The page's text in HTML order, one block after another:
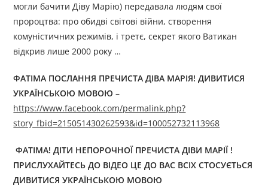
могли бачити Діву Марію) передавала людям свої
пророцтва: про обидві світові війни, створення
комуністичних режимів, і третє, секрет якого Ватикан
відкрив лише 2000 року …
ФАТІМА ПОСЛАННЯ ПРЕЧИСТА ДІВА МАРІЯ! ДИВИТИСЯ
УКРАЇНСЬКОЮ МОВОЮ –
https://www.facebook.com/permalink.php?
story_fbid=215051430262593&id=100052732113968
ФАТІМА! ДІТИ НЕПОРОЧНОЇ ПРЕЧИСТА ДІВИ МАРІЇ !
ПРИСЛУХАЙТЕСЬ ДО ВІДЕО ЦЕ ДО ВАС ВСІХ СТОСУЄТЬСЯ
ДИВИТИСЯ УКРАЇНСЬКОЮ МОВОЮ